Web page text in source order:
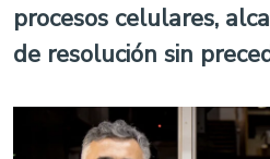
procesos celulares,
de resolución sin